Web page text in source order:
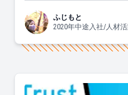
ふじもと
2020年中途入社/人材